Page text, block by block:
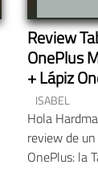
Review
OnePlus
+ Lápiz
ISABEL
Hola
review de
OnePlus: la